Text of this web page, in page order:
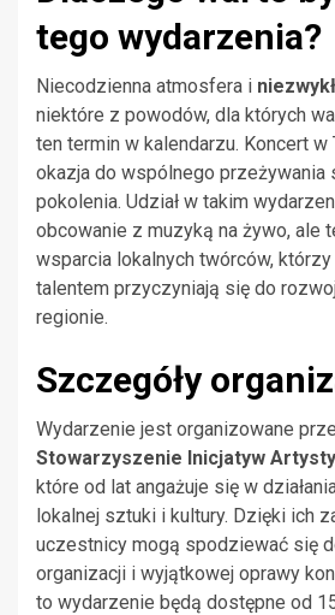
tego wydarzenia?
Niecodzienna atmosfera i
niektóre z powodów, dla których
ten termin w kalendarzu. Koncert w
okazja do wspólnego przeżywania
pokolenia. Udział w takim
obcowanie z muzyką na żywo, ale
wsparcia lokalnych twórców,
talentem przyczyniają się do
regionie.
Szczegóły
Wydarzenie jest organizowane
Stowarzyszenie Inicjatyw
które od lat angażuje się w
lokalnej sztuki i kultury. Dzięki ich
uczestnicy mogą spodziewać się
organizacji i wyjątkowej oprawy
to wydarzenie będą dostępne od